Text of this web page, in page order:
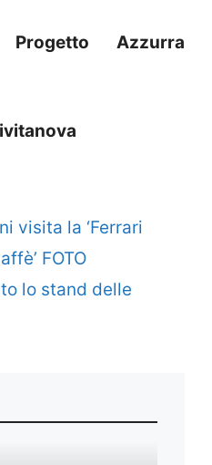
Azzurra
visita la ‘Ferrari
FOTO
lo stand delle